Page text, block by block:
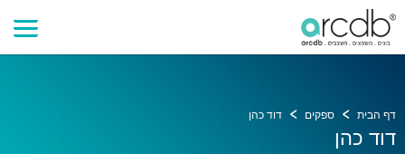
דף הבית ספקים דוד כהן
דוד כהן